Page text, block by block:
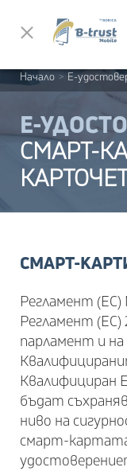
Начало > Е-
Е-
СМАРТ-
СМАРТ-
Регламент (ЕС)
Регламент (ЕС)
парламент и на
Квалифициран
бъдат
ниво на
смарт-